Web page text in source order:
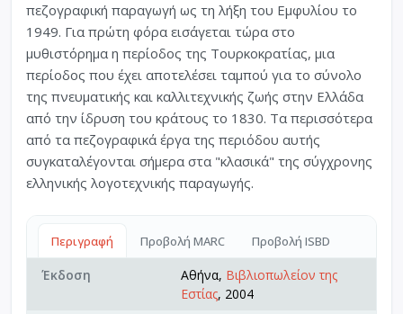
πεζογραφική παραγωγή ως τη λήξη του Εμφυλίου το
1949. Για πρώτη φόρα εισάγεται τώρα στο
μυθιστόρημα η περίοδος της Τουρκοκρατίας, μια
περίοδος που έχει αποτελέσει ταμπού για το σύνολο
της πνευματικής και καλλιτεχνικής ζωής στην Ελλάδα
από την ίδρυση του κράτους το 1830. Τα περισσότερα
από τα πεζογραφικά έργα της περιόδου αυτής
συγκαταλέγονται σήμερα στα "κλασικά" της σύγχρονης
ελληνικής λογοτεχνικής παραγωγής.
Περιγραφή Προβολή MARC Προβολή ISBD
Έκδοση Αθήνα, Βιβλιοπωλείον της
Εστίας, 2004